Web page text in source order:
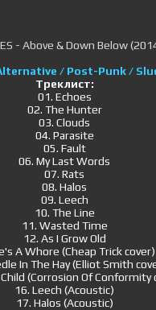
/ Post-Punk /
Треклист:
01. Echoes
02. The Hunter
03. Clouds
04. Parasite
05. Fault
06. My Last Words
07. Rats
08. Halos
09. Leech
10. The Line
11. Wasted Time
12. As I Grow Old
A Whore (Cheap Trick cover)
In The Hay (Elliot Smith
(Corrosion Of Conformity
16. Leech (Acoustic)
17. Halos (Acoustic)